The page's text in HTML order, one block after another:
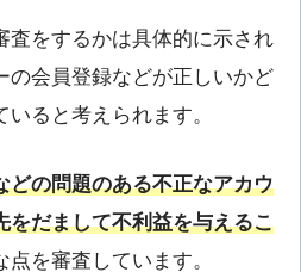
査をするかは具体的に示され
の会員登録などが正しいかど
ると考えられます。
どの問題のある不正なアカウ
をだまして不利益を与えるこ
点を審査しています。